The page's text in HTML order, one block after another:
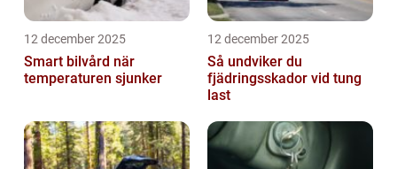
12 december 2025
Smart bilvård när
temperaturen sjunker
12 december 2025
Så undviker du
fjädringsskador vid tung
last